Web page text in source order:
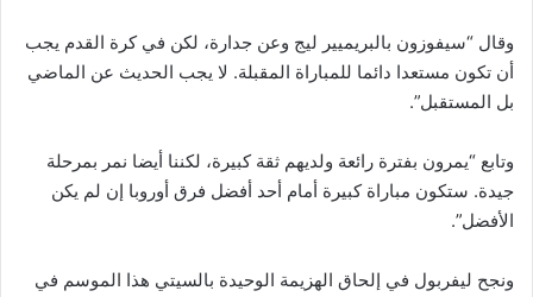
وقال “سيفوزون بالبريميير ليج وعن جدارة، لكن في كرة القدم يجب
أن تكون مستعدا دائما للمباراة المقبلة. لا يجب الحديث عن الماضي
بل المستقبل”.
وتابع “يمرون بفترة رائعة ولديهم ثقة كبيرة، لكننا أيضا نمر بمرحلة
جيدة. ستكون مباراة كبيرة أمام أحد أفضل فرق أوروبا إن لم يكن
الأفضل”.
ونجح ليفربول في إلحاق الهزيمة الوحيدة بالسيتي هذا الموسم في